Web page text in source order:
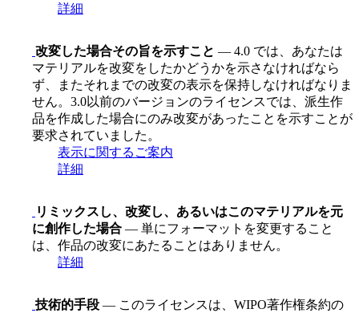
詳細
改変した場合その旨を示すこと — 4.0 では、あなたは
マテリアルを改変をしたかどうかを示さなければなら
ず、またそれまでの改変の表示を保持しなければなりま
せん。3.0以前のバージョンのライセンスでは、派生作
品を作成した場合にのみ改変があったことを示すことが
要求されていました。
表示に関するご案内
詳細
リミックスし、改変し、あるいはこのマテリアルを元
に創作した場合 — 単にフォーマットを変更すること
は、作品の改変にあたることはありません。
詳細
技術的手段 — このライセンスは、WIPO著作権条約の